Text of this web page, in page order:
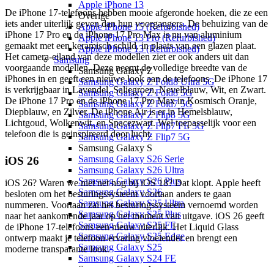
Apple iPhone 13
Overige
Apple iPhone 15 (Refurbished)
Apple iPhone 13 Pro (Refurbished)
Apple iPhone 13 (Refurbished)
Samsung
Samsung Galaxy Z
Samsung Galaxy Z Fold8 Ultra 5G
Samsung Galaxy Z Fold8 5G
Samsung Galaxy Z Fold7 5G
Samsung Galaxy Z Flip8 5G
Samsung Galaxy Z Flip7 FE 5G
Samsung Galaxy Z Flip7 5G
Samsung Galaxy S
Samsung Galaxy S26 Serie
Samsung Galaxy S26 Ultra
Samsung Galaxy S26 Plus
Samsung Galaxy S26
Samsung Galaxy S25 Ultra
Samsung Galaxy S25 Plus
Samsung Galaxy S25 FE
Samsung Galaxy S25 Edge
Samsung Galaxy S25
Samsung Galaxy S24 FE
De iPhone 17-telefoons hebben mooie afgeronde hoeken, die ze een
iets ander uiterlijk geven dan hun voorgangers. De behuizing van de
iPhone 17 Pro en de iPhone 17 Pro Max is nu van aluminium
gemaakt met een keramisch schild, in plaats van een glazen plaat.
Het camera-eiland van deze modellen ziet er ook anders uit dan
voorgaande modellen. Deze neemt de volledige breedte van de
iPhones in en geeft een nieuwe look aan de telefoons. De iPhone 17
is verkrijgbaar in Lavendel, Saliegroen, Nevelblauw, Wit, en Zwart.
De iPhone 17 Pro en de iPhone 17 Pro Max in Kosmisch Oranje,
Diepblauw, en Zilver. De iPhone Air is er in Hemelsblauw,
Lichtgoud, Wolkenwit, en Spacezwart. Wel toepasselijk voor een
telefoon die is geinspireerd door lucht.
iOS 26
iOS 26? Waren we niet net nog bij iOS 18? Dat klopt. Apple heeft
besloten om het besturingssysteem voortaan anders te gaan
nummeren. Voortaan zal het besturingssysteem vernoemd worden
naar het aankomende jaar op het moment van uitgave. iOS 26 geeft
de iPhone 17-telefoons een nieuw uiterlijk. Het Liquid Glass
ontwerp maakt je telefoon-ervaring vloeiender en brengt een
moderne transparante look.